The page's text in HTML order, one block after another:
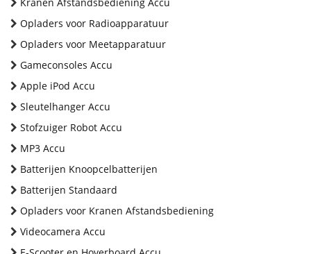
Opladers voor Radioapparatuur
Opladers voor Meetapparatuur
Gameconsoles Accu
Apple iPod Accu
Sleutelhanger Accu
Stofzuiger Robot Accu
MP3 Accu
Batterijen Knoopcelbatterijen
Batterijen Standaard
Opladers voor Kranen Afstandsbediening
Videocamera Accu